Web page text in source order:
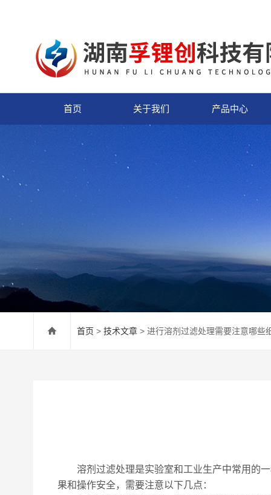
首页 关于我们 产品中心
首页 > 技术文章 > 进行溶剂过滤处理需要注意哪些
溶剂过滤处理是实验室和工业生产中常用的一
果和操作安全，需要注意以下几点：